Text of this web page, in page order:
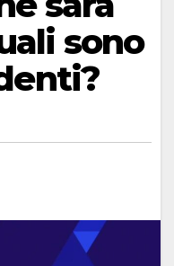
sono